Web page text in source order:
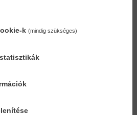
Könyvkereső-szolgálat
nélkül!
nyereményjátékok,
k (mindig szükséges)